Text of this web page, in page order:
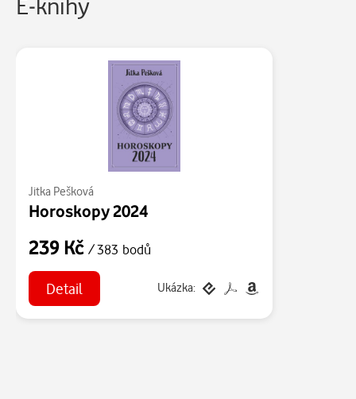
Jitka Pešková
Horoskopy 2024
239 Kč / 383 bodů
Detail Ukázka: